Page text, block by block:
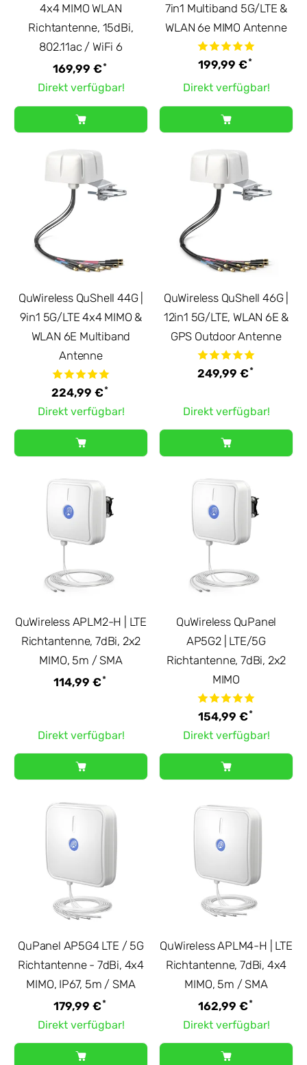
4x4 MIMO WLAN
Richtantenne, 15dBi,
802.11ac / WiFi 6
169,99 €*
Direkt verfügbar!
7in1 Multiband 5G/LTE &
WLAN 6e MIMO Antenne
199,99 €*
Direkt verfügbar!
QuWireless QuShell 44G |
9in1 5G/LTE 4x4 MIMO &
WLAN 6E Multiband
Antenne
224,99 €*
Direkt verfügbar!
QuWireless QuShell 46G |
12in1 5G/LTE, WLAN 6E &
GPS Outdoor Antenne
249,99 €*
Direkt verfügbar!
QuWireless APLM2-H | LTE
Richtantenne, 7dBi, 2x2
MIMO, 5m / SMA
114,99 €*
Direkt verfügbar!
QuWireless QuPanel
AP5G2 | LTE/5G
Richtantenne, 7dBi, 2x2
MIMO
154,99 €*
Direkt verfügbar!
QuPanel AP5G4 LTE / 5G
Richtantenne - 7dBi, 4x4
MIMO, IP67, 5m / SMA
179,99 €*
Direkt verfügbar!
QuWireless APLM4-H | LTE
Richtantenne, 7dBi, 4x4
MIMO, 5m / SMA
162,99 €*
Direkt verfügbar!